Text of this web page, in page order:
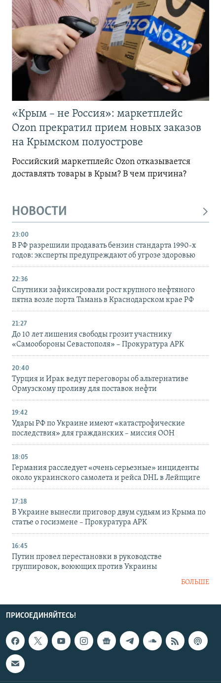
«Крым – не Россия»: маркетплейс
Ozon прекратил прием новых заказов
на Крымском полуострове
Российский маркетплейс Ozon отказывается
доставлять товары в Крым? В чем причина?
НОВОСТИ
23:00
В РФ разрешили продавать бензин стандарта 1990-х
годов: эксперты предупреждают об угрозе здоровью
22:36
Спутники зафиксировали рост крупного нефтяного
пятна возле порта Тамань в Краснодарском крае РФ
21:27
До 10 лет лишения свободы грозит участнику
«Самообороны Севастополя» – Прокуратура АРК
20:40
Турция и Ирак ведут переговоры об альтернативе
Ормузскому проливу для поставок нефти
19:42
Удары РФ по Украине имеют «катастрофические
последствия» для гражданских – миссия ООН
18:05
Германия расследует «очень серьезные» инциденты
около украинского самолета и рейса DHL в Лейпциге
17:18
В Украине вынесли приговор двум судьям из Крыма по
статье о госизмене – Прокуратура АРК
16:45
Путин провел перестановки в руководстве
группировок, воюющих против Украины
БОЛЬШЕ
ПРИСОЕДИНЯЙТЕСЬ!